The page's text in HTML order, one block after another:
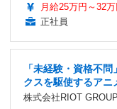
月給25万円～32万
正社員
「未経験・資格不
クスを駆使するアニ
株式会社RIOT GROUP